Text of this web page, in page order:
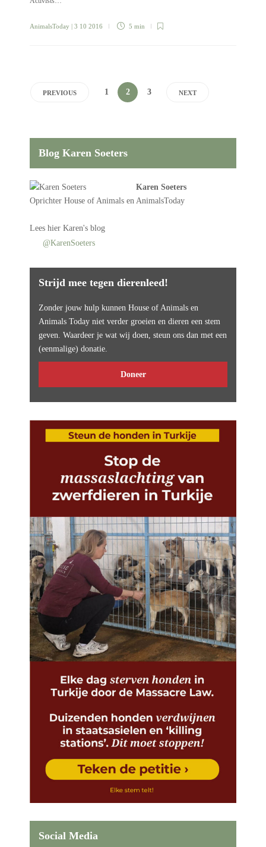
AnimalsToday | 3 10 2016 5 min
PREVIOUS 1 2 3 NEXT
Blog Karen Soeters
Karen Soeters
Oprichter House of Animals en AnimalsToday
Lees hier Karen's blog
@KarenSoeters
Strijd mee tegen dierenleed!
Zonder jouw hulp kunnen House of Animals en
Animals Today niet verder groeien en dieren een stem
geven. Waardeer je wat wij doen, steun ons dan met een
(eenmalige) donatie.
Doneer
Social Media